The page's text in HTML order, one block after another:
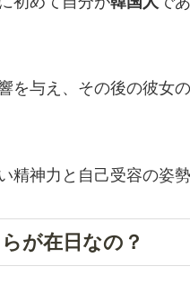
を与え、その後の彼女
精神力と自己受容の姿
が在日なの？